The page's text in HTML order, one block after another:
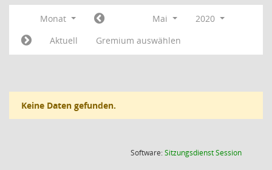
Monat Mai
2020
Aktuell
Gremium auswählen
Keine Daten gefunden.
Software:SitzungsdienstSession(Wird in